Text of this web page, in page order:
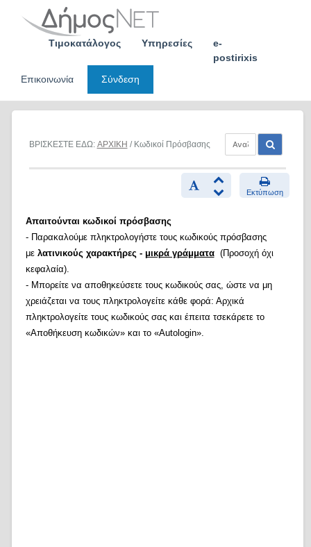
Τιμοκατάλογος Υπηρεσίες
e-
postirixis
Επικοινωνία
Σύνδεση
ΒΡΙΣΚΕΣΤΕ ΕΔΩ: ΑΡΧΙΚΗ / Κωδικοί Πρόσβασης
Εκτύπωση
Απαιτούνται κωδικοί πρόσβασης
- Παρακαλούμε πληκτρολογήστε τους κωδικούς πρόσβασης
με λατινικούς χαρακτήρες - μικρά γράμματα(Προσοχή όχι
κεφαλαία).
- Μπορείτε να αποθηκεύσετε τους κωδικούς σας, ώστε να μη
χρειάζεται να τους πληκτρολογείτε κάθε φορά: Αρχικά
πληκτρολογείτε τους κωδικούς σας και έπειτα τσεκάρετε το
«Αποθήκευση κωδικών» και το «Autologin».